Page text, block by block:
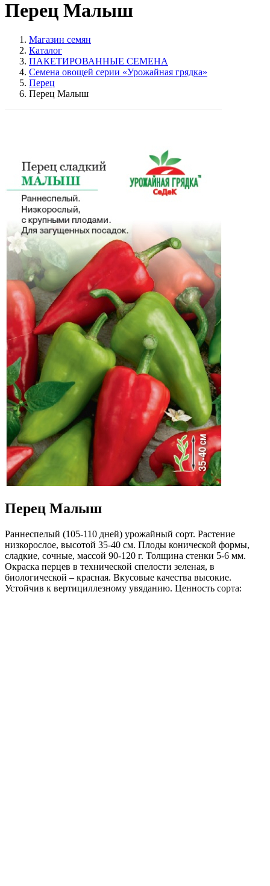
Перец Малыш
Магазин семян
Каталог
ПАКЕТИРОВАННЫЕ СЕМЕНА
Семена овощей серии «Урожайная грядка»
Перец
Перец Малыш
Перец Малыш
Раннеспелый (105-110 дней) урожайный сорт. Растение
низкорослое, высотой 35-40 см. Плоды конической формы,
сладкие, сочные, массой 90-120 г. Толщина стенки 5-6 мм.
Окраска перцев в технической спелости зеленая, в
биологической – красная. Вкусовые качества высокие.
Устойчив к вертициллезному увяданию. Ценность сорта: